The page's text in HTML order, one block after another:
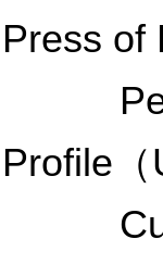
Press of
Profile